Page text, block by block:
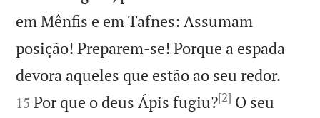
em Mênfis e em Tafnes: Assumam
posição! Preparem-se! Porque a espada
devora aqueles que estão ao seu redor.
15 Por que o deus Ápis fugiu?[2] O seu